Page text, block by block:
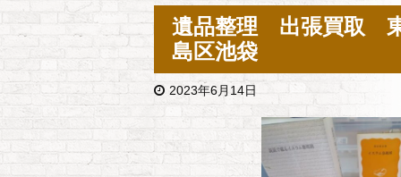
遺品整理 出張買取
島区池袋
2023年6月14日